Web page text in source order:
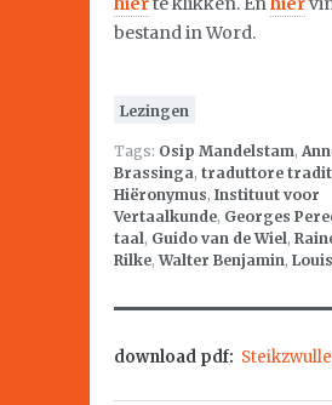
bestand in Word.
Lezingen
Tags: Osip Mandelstam,
Brassinga, traduttore
Hiëronymus, Instituut voor
Vertaalkunde, Georges
taal, Guido van de Wiel,
Rilke,Walter Benjamin,
download pdf: